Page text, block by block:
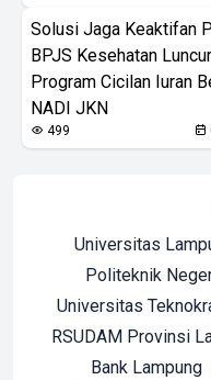
Solusi Jaga Keaktifan
BPJS Kesehatan
Program Cicilan Iuran
NADI JKN
499
Universitas
Politeknik
Universitas
RSUDAM Provinsi
Bank Lampung